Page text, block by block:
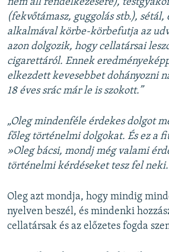
nem áll rendelkezésére),
(fekvőtámasz, guggolás stb.), sétál,
alkalmával körbe-körbefutja az
azon dolgozik, hogy cellatársai
cigarettáról. Ennek
elkezdett kevesebbet dohányozni
18 éves srác már le is szokott.”
„Oleg mindenféle érdekes dolgot
főleg történelmi dolgokat. És ez a
»Oleg bácsi, mondj még valami
történelmi kérdéseket tesz fel
Oleg azt mondja, hogy mindig
nyelven beszél, és mindenki
cellatársak és az előzetes fogda